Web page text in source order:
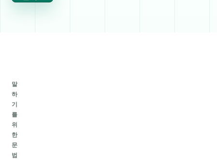
말
하
기
를
위
한
문
법